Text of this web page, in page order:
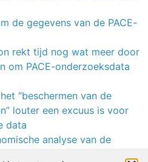
de gegevens van de PACE-
rekt tijd nog wat meer door
om PACE-onderzoeksdata
“beschermen van de
louter een excuus is voor
data
analyse van de